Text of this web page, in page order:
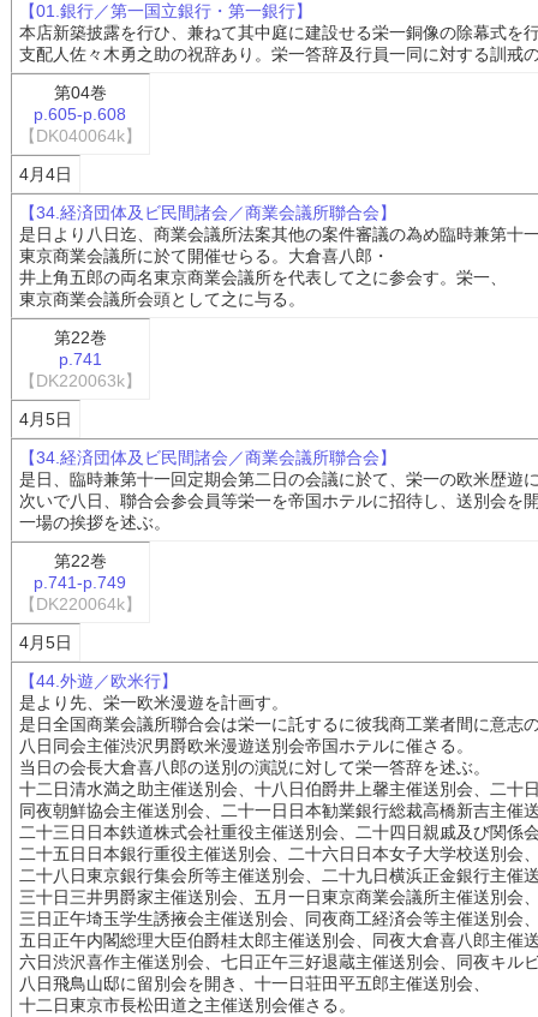
【01.銀行／第一国立銀行・第一銀行】
本店新築披露を行ひ、兼ねて其中庭に建設せる栄一銅像の除幕式を
支配人佐々木勇之助の祝辞あり。栄一答辞及行員一同に対する訓戒
第04巻
p.605-p.608
【DK040064k】
4月4日
【34.経済団体及ビ民間諸会／商業会議所聯合会】
是日より八日迄、商業会議所法案其他の案件審議の為め臨時兼第十
東京商業会議所に於て開催せらる。大倉喜八郎・
井上角五郎の両名東京商業会議所を代表して之に参会す。栄一、
東京商業会議所会頭として之に与る。
第22巻
p.741
【DK220063k】
4月5日
【34.経済団体及ビ民間諸会／商業会議所聯合会】
是日、臨時兼第十一回定期会第二日の会議に於て、栄一の欧米歴遊
次いで八日、聯合会参会員等栄一を帝国ホテルに招待し、送別会を
一場の挨拶を述ぶ。
第22巻
p.741-p.749
【DK220064k】
4月5日
【44.外遊／欧米行】
是より先、栄一欧米漫遊を計画す。
是日全国商業会議所聯合会は栄一に託するに彼我商工業者間に意志
八日同会主催渋沢男爵欧米漫遊送別会帝国ホテルに催さる。
当日の会長大倉喜八郎の送別の演説に対して栄一答辞を述ぶ。
十二日清水満之助主催送別会、十八日伯爵井上馨主催送別会、二十
同夜朝鮮協会主催送別会、二十一日日本勧業銀行総裁高橋新吉主催
二十三日日本鉄道株式会社重役主催送別会、二十四日親戚及び関係
二十五日日本銀行重役主催送別会、二十六日日本女子大学校送別会
二十八日東京銀行集会所等主催送別会、二十九日横浜正金銀行主催
三十日三井男爵家主催送別会、五月一日東京商業会議所主催送別会
三日正午埼玉学生誘掖会主催送別会、同夜商工経済会等主催送別会
五日正午内閣総理大臣伯爵桂太郎主催送別会、同夜大倉喜八郎主催
六日渋沢喜作主催送別会、七日正午三好退蔵主催送別会、同夜キル
八日飛鳥山邸に留別会を開き、十一日荘田平五郎主催送別会、
十二日東京市長松田道之主催送別会催さる。